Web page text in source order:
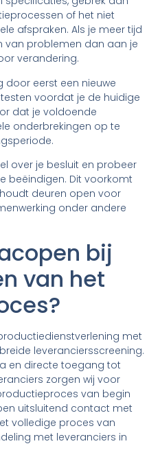
of het niet
afspraken. Als je meer tijd
van problemen dan aan je
verandering.
door eerst een nieuwe
voordat je de huidige
dat je voldoende
onderbrekingen op te
over je besluit en probeer
beëindigen. Dit voorkomt
deuren open voor
onder andere
bij
van het
met
leveranciersscreening.
en directe toegang tot
zorgen wij voor
van begin
uitsluitend contact met
volledige proces van
met leveranciers in